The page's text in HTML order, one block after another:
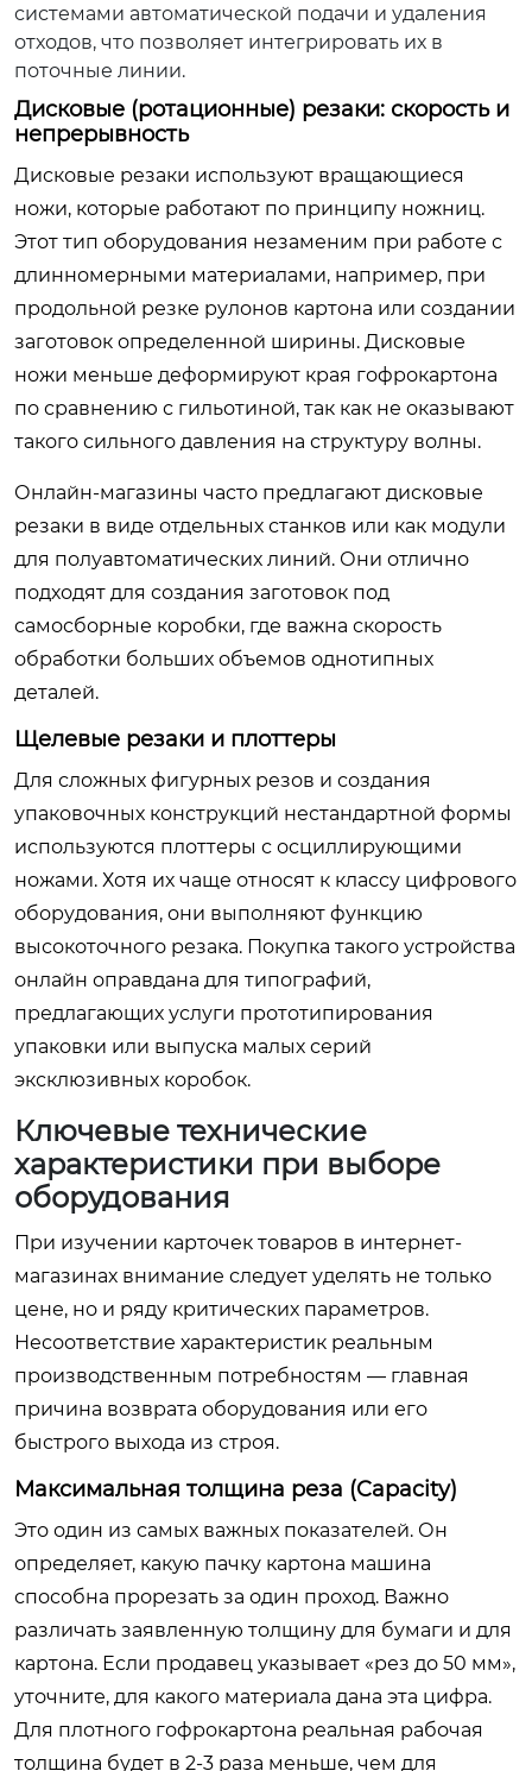
системами автоматической подачи и удаления
отходов, что позволяет интегрировать их в
поточные линии.
Дисковые (ротационные) резаки: скорость и
непрерывность
Дисковые резаки используют вращающиеся
ножи, которые работают по принципу ножниц.
Этот тип оборудования незаменим при работе с
длинномерными материалами, например, при
продольной резке рулонов картона или создании
заготовок определенной ширины. Дисковые
ножи меньше деформируют края гофрокартона
по сравнению с гильотиной, так как не оказывают
такого сильного давления на структуру волны.
Онлайн-магазины часто предлагают дисковые
резаки в виде отдельных станков или как модули
для полуавтоматических линий. Они отлично
подходят для создания заготовок под
самосборные коробки, где важна скорость
обработки больших объемов однотипных
деталей.
Щелевые резаки и плоттеры
Для сложных фигурных резов и создания
упаковочных конструкций нестандартной формы
используются плоттеры с осциллирующими
ножами. Хотя их чаще относят к классу цифрового
оборудования, они выполняют функцию
высокоточного резака. Покупка такого устройства
онлайн оправдана для типографий,
предлагающих услуги прототипирования
упаковки или выпуска малых серий
эксклюзивных коробок.
Ключевые технические
характеристики при выборе
оборудования
При изучении карточек товаров в интернет-
магазинах внимание следует уделять не только
цене, но и ряду критических параметров.
Несоответствие характеристик реальным
производственным потребностям — главная
причина возврата оборудования или его
быстрого выхода из строя.
Максимальная толщина реза (Capacity)
Это один из самых важных показателей. Он
определяет, какую пачку картона машина
способна прорезать за один проход. Важно
различать заявленную толщину для бумаги и для
картона. Если продавец указывает «рез до 50 мм»,
уточните, для какого материала дана эта цифра.
Для плотного гофрокартона реальная рабочая
толщина будет в 2-3 раза меньше, чем для